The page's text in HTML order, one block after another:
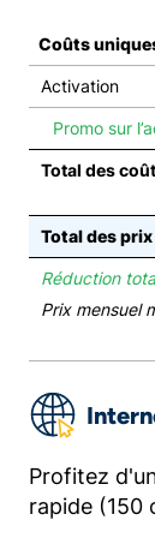
Coûts
Activation
Promo sur
Total des
Total des
Réduction
Prix mensuel
Profitez
rapide (150